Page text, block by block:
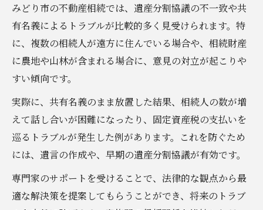
みどり市の不動産相続では、遺産分割協議の不一致や共
有名義によるトラブルが比較的多く見受けられます。特
に、複数の相続人が遠方に住んでいる場合や、相続財産
に農地や山林が含まれる場合に、意見の対立が起こりや
すい傾向です。
実際に、共有名義のまま放置した結果、相続人の数が増
えて話し合いが困難になったり、固定資産税の支払いを
巡るトラブルが発生した例があります。これを防ぐため
には、遺言の作成や、早期の遺産分割協議が有効です。
専門家のサポートを受けることで、法律的な観点から最
適な解決策を提案してもらうことができ、将来のトラブ